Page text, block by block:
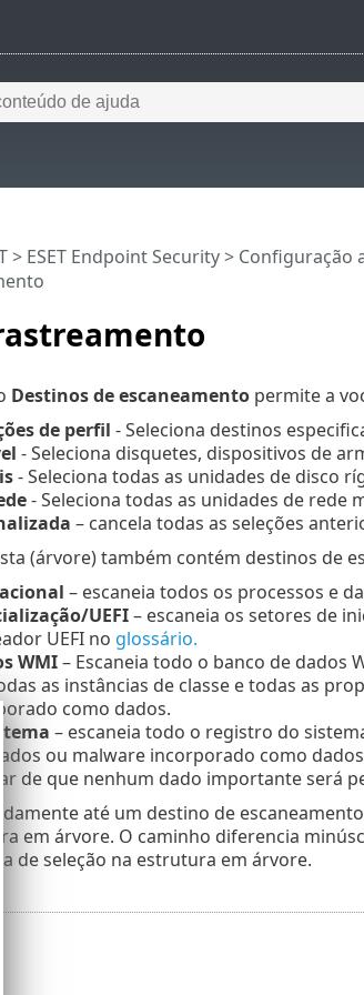
> ESET Endpoint Security> Configuração
Destinos de escaneamentopermite a
de perfil - Seleciona destinos
- Seleciona disquetes, dispositivos de
- Seleciona todas as unidades de disco
- Seleciona todas as unidades de rede
– cancela todas as seleções
(árvore) também contém destinos de
– escaneia todos os processos e
UEFI– escaneia os setores de
UEFI no glossário.
WMI– Escaneia todo o banco de dados
as instâncias de classe e todas as
como dados.
– escaneia todo o registro do
ou malware incorporado como
de que nenhum dado importante será
até um destino de
em árvore. O caminho diferencia
de seleção na estrutura em árvore.